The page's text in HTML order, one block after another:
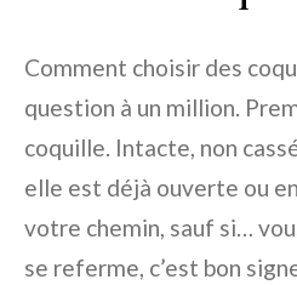
Comment choisir des
question à un million.
coquille. Intacte, non
elle est déjà ouverte ou
votre chemin, sauf si…
se referme, c’est bon